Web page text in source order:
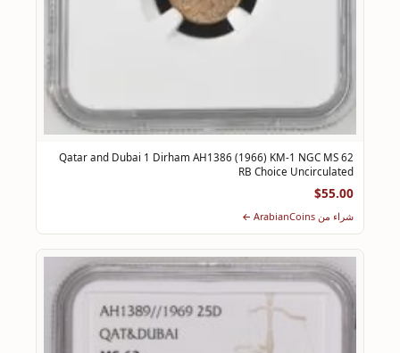
Qatar and Dubai 1 Dirham AH1386 (1966) KM-1 NGC MS 62
RB Choice Uncirculated
$55.00
شراء من ArabianCoins ←